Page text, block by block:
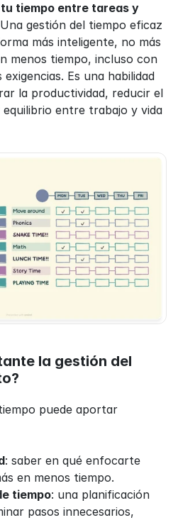
tiempo entre tareas y
gestión del tiempo eficaz
más inteligente, no más
menos tiempo, incluso con
Es una habilidad
la productividad, reducir el
entre trabajo y vida
la gestión del
puede aportar
: saber en qué enfocarte
en menos tiempo.
tiempo: una planificación
pasos innecesarios,